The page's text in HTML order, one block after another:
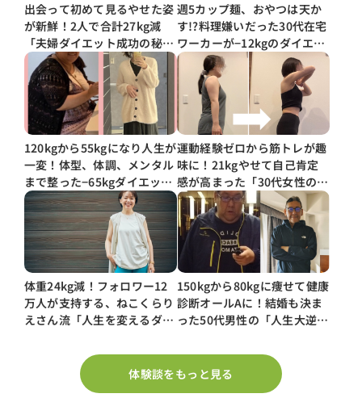
出会って初めて見るやせた姿
が新鮮！2人で合計27kg減
「夫婦ダイエット成功の秘
訣」とは？
週5カップ麺、おやつは天か
す!?料理嫌いだった30代在宅
ワーカーが−12kgのダイエッ
トに成功した「続けられる自
炊テクニック」
120kgから55kgになり人生が
一変！体型、体調、メンタル
まで整った−65kgダイエット
の中身
運動経験ゼロから筋トレが趣
味に！21kgやせて自己肯定
感が高まった「30代女性のダ
イエットストーリー」
体重24kg減！フォロワー12
万人が支持する、ねこくらり
えさん流「人生を変えるダイ
150kgから80kgに痩せて健康
診断オールAに！結婚も決ま
った50代男性の「人生大逆転
体験談をもっと見る